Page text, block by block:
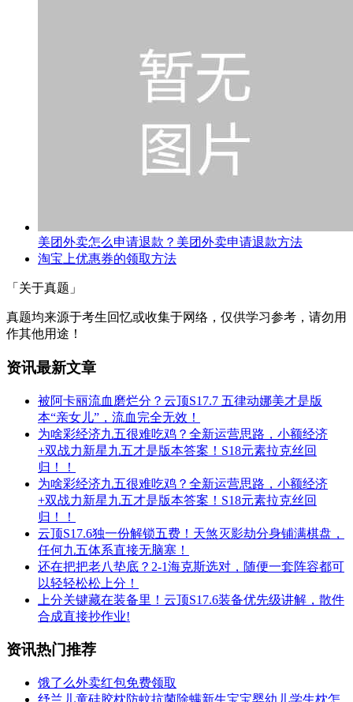
美团外卖怎么申请退款？美团外卖申请退款方法
淘宝上优惠券的领取方法
「关于真题」
真题均来源于考生回忆或收集于网络，仅供学习参考，请勿用
作其他用途！
资讯最新文章
被阿卡丽流血磨烂分？云顶S17.7 五律动娜美才是版
本“亲女儿”，流血完全无效！
为啥彩经济九五很难吃鸡？全新运营思路，小额经济
+双战力新星九五才是版本答案！S18元素拉克丝回
归！！
为啥彩经济九五很难吃鸡？全新运营思路，小额经济
+双战力新星九五才是版本答案！S18元素拉克丝回
归！！
云顶S17.6独一份解锁五费！天煞灭影劫分身铺满棋盘，
任何九五体系直接无脑塞！
还在把把老八垫底？2-1海克斯选对，随便一套阵容都可
以轻轻松松上分！
上分关键藏在装备里！云顶S17.6装备优先级讲解，散件
合成直接抄作业!
资讯热门推荐
饿了么外卖红包免费领取